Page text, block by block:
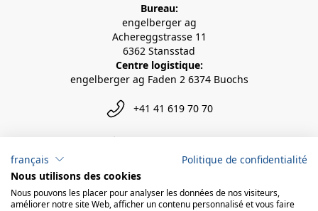
Bureau:
engelberger ag
Achereggstrasse 11
6362 Stansstad
Centre logistique:
engelberger ag Faden 2 6374 Buochs
+41 41 619 70 70
français
Politique de confidentialité
Nous utilisons des cookies
Nous pouvons les placer pour analyser les données de nos visiteurs,
améliorer notre site Web, afficher un contenu personnalisé et vous faire